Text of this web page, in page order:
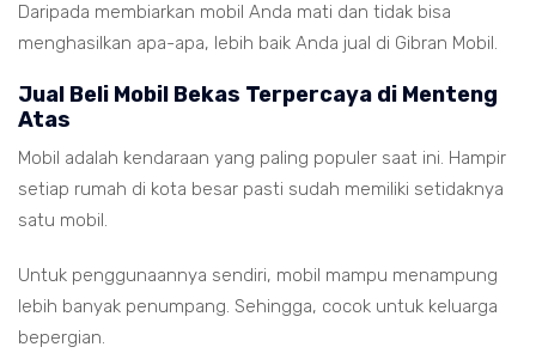
Daripada membiarkan mobil Anda mati dan tidak bisa
menghasilkan apa-apa, lebih baik Anda jual di Gibran Mobil.
Jual Beli Mobil Bekas Terpercaya di Menteng
Atas
Mobil adalah kendaraan yang paling populer saat ini. Hampir
setiap rumah di kota besar pasti sudah memiliki setidaknya
satu mobil.
Untuk penggunaannya sendiri, mobil mampu menampung
lebih banyak penumpang. Sehingga, cocok untuk keluarga
bepergian.